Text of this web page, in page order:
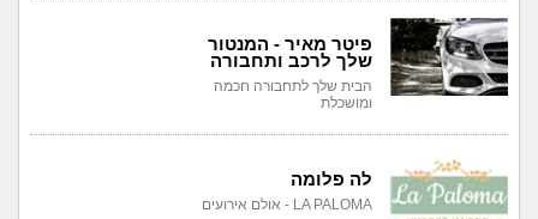
פיטר מאיר - המנטור
שלך לרכב ותחבורה
הבית שלך לתחבורה חכמה
ומושכלת
לה פלומה
LA PALOMA - אולם אירועים